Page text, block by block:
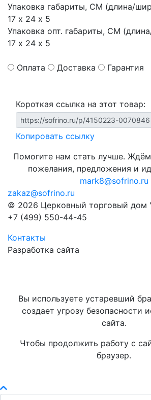
Упаковка габариты, СМ (длина/
17 х 24 х 5
Упаковка опт. габариты, СМ
17 х 24 х 5
Оплата Доставка Гарантия
Короткая ссылка на этот товар:
Копировать ссылку
Помогите нам стать лучше.
пожелания, предложения и
mark8@sofrino.ru
zakaz@sofrino.ru
© 2026 Церковный торговый дом
+7 (499) 550-44-45
Контакты
Разработка сайта
Вы используете устаревший
создает угрозу безопасности
сайта.
Чтобы продолжить работу с
браузер.